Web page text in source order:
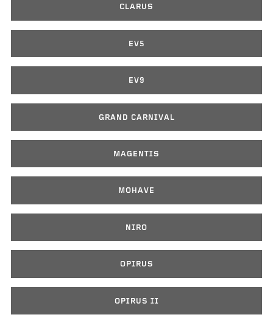
CLARUS
EV5
EV9
GRAND CARNIVAL
MAGENTIS
MOHAVE
NIRO
OPIRUS
OPIRUS II